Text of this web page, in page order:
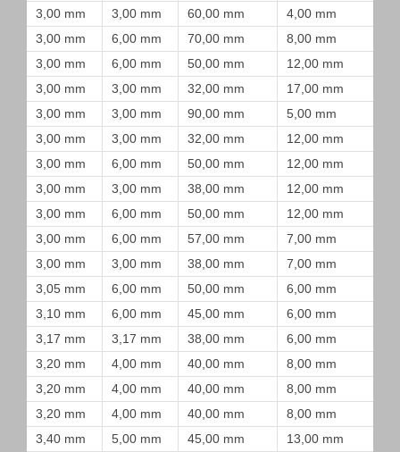
3,00 mm
3,00 mm 60,00 mm
4,00 mm
3,00 mm
6,00 mm 70,00 mm
8,00 mm
3,00 mm
6,00 mm 50,00 mm
12,00 mm
3,00 mm
3,00 mm 32,00 mm
17,00 mm
3,00 mm
3,00 mm 90,00 mm
5,00 mm
3,00 mm
3,00 mm 32,00 mm
12,00 mm
3,00 mm
6,00 mm 50,00 mm
12,00 mm
3,00 mm
3,00 mm 38,00 mm
12,00 mm
3,00 mm
6,00 mm 50,00 mm
12,00 mm
3,00 mm
6,00 mm 57,00 mm
7,00 mm
3,00 mm
3,00 mm 38,00 mm
7,00 mm
3,05 mm
6,00 mm 50,00 mm
6,00 mm
3,10 mm
6,00 mm 45,00 mm
6,00 mm
3,17 mm
3,17 mm 38,00 mm
6,00 mm
3,20 mm
4,00 mm 40,00 mm
8,00 mm
3,20 mm
4,00 mm 40,00 mm
8,00 mm
3,20 mm
4,00 mm 40,00 mm
8,00 mm
3,40 mm
5,00 mm 45,00 mm 13,00 mm